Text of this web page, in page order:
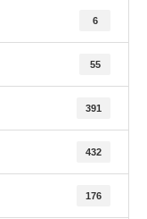
6
55
391
432
176